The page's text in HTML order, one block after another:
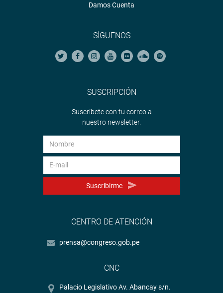
Damos Cuenta
SÍGUENOS
SUSCRIPCIÓN
Suscríbete con tu correo a
nuestro newsletter.
Suscribirme
CENTRO DE ATENCIÓN
prensa@congreso.gob.pe
CNC
Palacio Legislativo Av. Abancay s/n.